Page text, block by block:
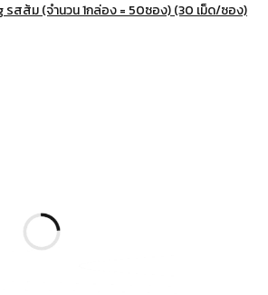
รสส้ม (จำนวน 1กล่อง = 50ซอง) (30 เม็ด/ซอง)